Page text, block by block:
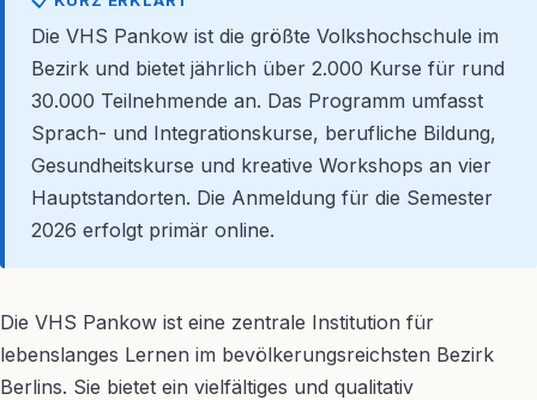
Die VHS Pankow ist die größte Volkshochschule im
Bezirk und bietet jährlich über 2.000 Kurse für rund
30.000 Teilnehmende an. Das Programm umfasst
Sprach- und Integrationskurse, berufliche Bildung,
Gesundheitskurse und kreative Workshops an vier
Hauptstandorten. Die Anmeldung für die Semester
2026 erfolgt primär online.
Die VHS Pankow ist eine zentrale Institution für
lebenslanges Lernen im bevölkerungsreichsten Bezirk
Berlins. Sie bietet ein vielfältiges und qualitativ